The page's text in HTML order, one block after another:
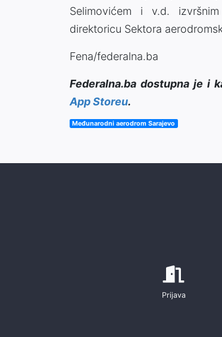
Selimovićem i v.d.
direktoricu Sektora
Fena/federalna.ba
Federalna.ba dostupna je i
App Storeu.
Međunarodni aerodrom Sarajevo
Prijava